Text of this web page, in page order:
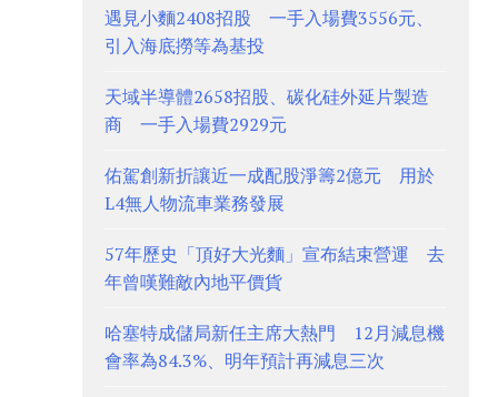
遇見小麵2408招股 一手入場費3556元、
引入海底撈等為基投
天域半導體2658招股、碳化硅外延片製造
商 一手入場費2929元
佑駕創新折讓近一成配股淨籌2億元 用於
L4無人物流車業務發展
57年歷史「頂好大光麵」宣布結束營運 去
年曾嘆難敵內地平價貨
哈塞特成儲局新任主席大熱門 12月減息機
會率為84.3%、明年預計再減息三次